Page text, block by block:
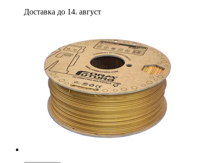
Доставка до 14. август